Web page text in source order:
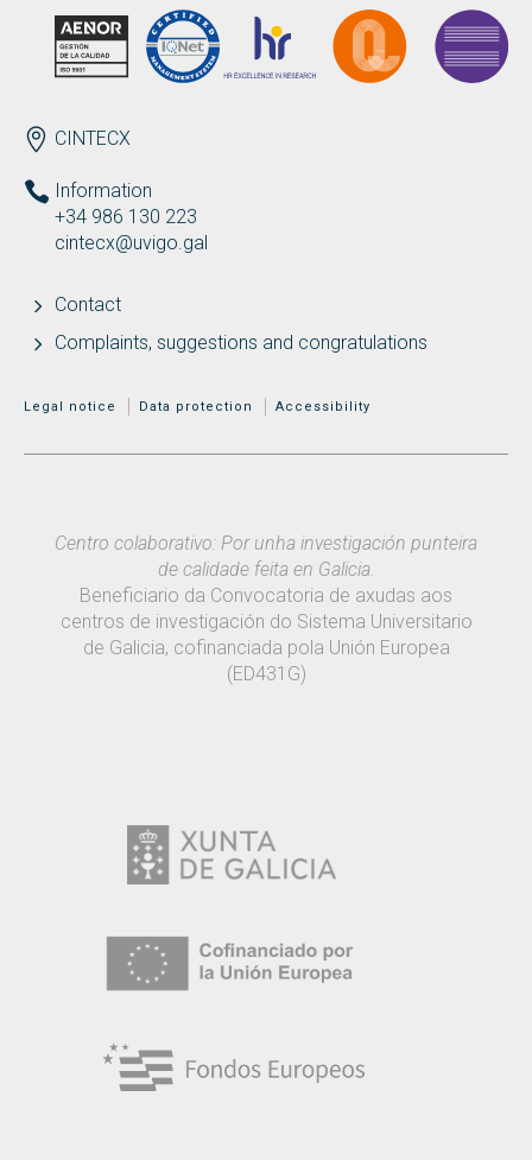
ENDEREZO EN
CINTECX
Information
+34 986 130 223
cintecx@uvigo.gal
Contact
Complaints, suggestions and congratulations
MENÚ ADICIONAL
Legal notice Data protection Accessibility
Centro colaborativo: Por unha investigación punteira
de calidade feita en Galicia.
Beneficiario da Convocatoria de axudas aos
centros de investigación do Sistema Universitario
de Galicia, cofinanciada pola Unión Europea
(ED431G)